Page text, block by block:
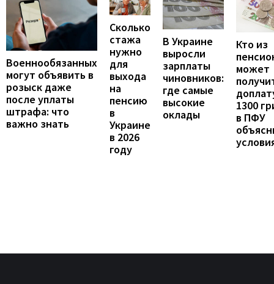
Военнообязанных
могут объявить в
розыск даже
после уплаты
штрафа: что
важно знать
Сколько
стажа
нужно
для
выхода
на
пенсию
в
Украине
в 2026
году
В Украине
выросли
зарплаты
чиновников:
где самые
высокие
оклады
Кто из
может
1300
в ПФУ